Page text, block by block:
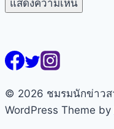
© 2026 ชมรมนักข่าวส
WordPress Theme by